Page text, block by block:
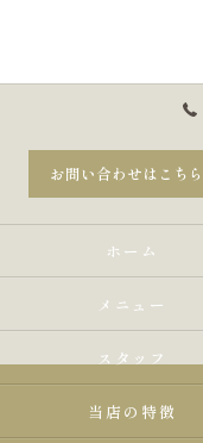
お問い合わせはこちら
ホーム
メニュー
スタッフ
当店の特徴